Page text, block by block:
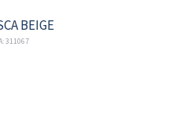
BEIGE
311067